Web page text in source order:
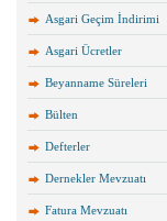
Asgari Geçim İndirimi
Asgari Ücretler
Beyanname Süreleri
Bülten
Defterler
Dernekler Mevzuatı
Fatura Mevzuatı